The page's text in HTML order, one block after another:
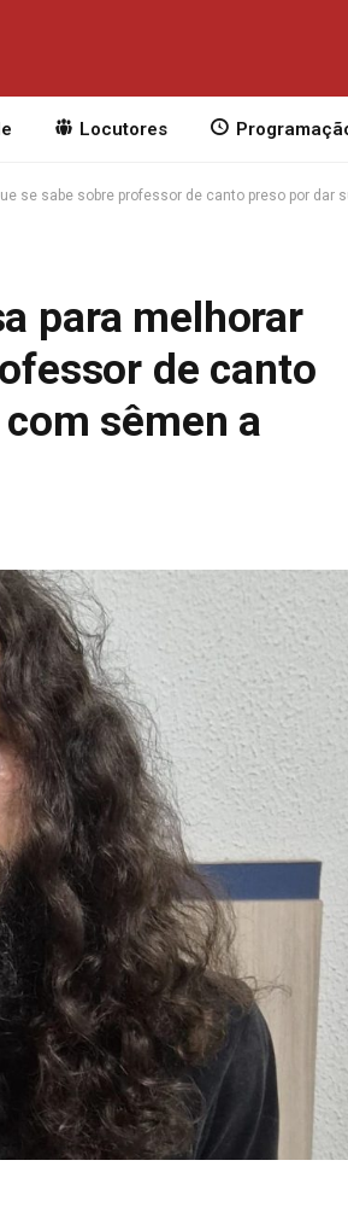
Locutores
se sabe sobre professor de canto preso por dar
para melhorar
de canto
com sêmen a